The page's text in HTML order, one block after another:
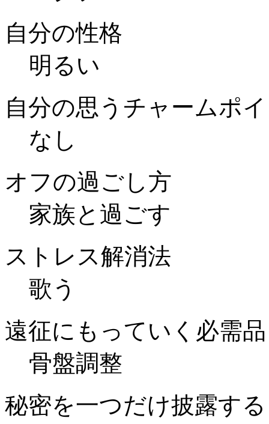
自分の性格
明るい
自分の思うチャームポ
なし
オフの過ごし方
家族と過ごす
ストレス解消法
歌う
遠征にもっていく必需品
骨盤調整
秘密を一つだけ披露す